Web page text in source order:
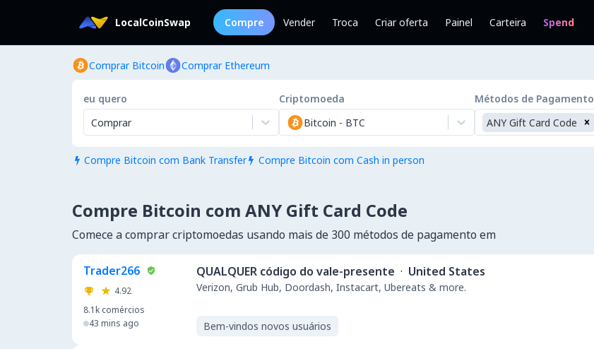
LocalCoinSwap Compre Vender Troca Criar oferta Painel Carteira Spend
Comprar Bitcoin Comprar Ethereum
eu quero
Comprar
Criptomoeda
Bitcoin - BTC
Métodos de Pagamento
ANY Gift Card Code
 Compre Bitcoin com Bank Transfer  Compre Bitcoin com Cash in person
Compre Bitcoin com ANY Gift Card Code
Comece a comprar criptomoedas usando mais de 300 métodos de pagamento em
Trader266
4.92
8.1k comércios
43 mins ago
QUALQUER código do vale-presente · United States
Verizon, Grub Hub, Doordash, Instacart, Ubereats & more.
Bem-vindos novos usuários